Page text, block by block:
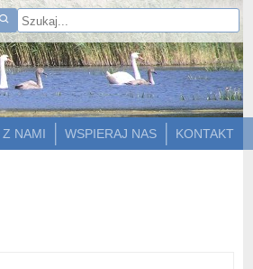
KONTAKT
WSPIERAJ NAS
NAMI